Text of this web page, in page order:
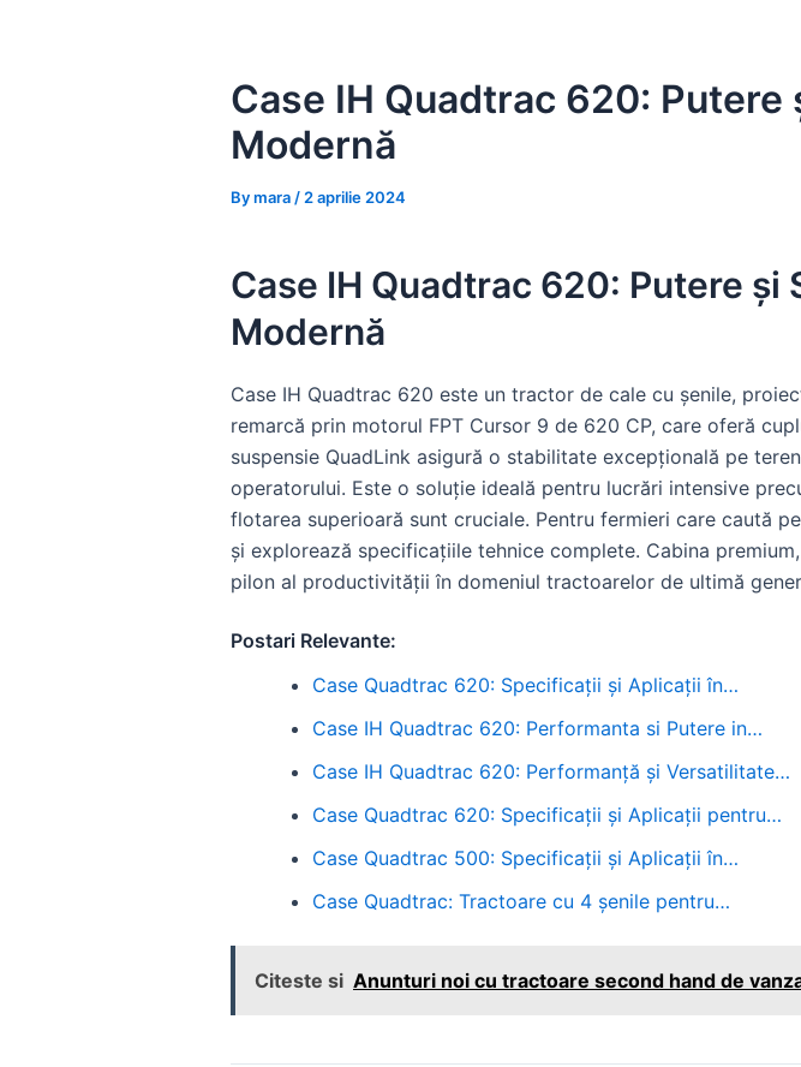
Case IH Quadtrac 620:
Modernă
Bymara / 2 aprilie 2024
Case IH Quadtrac 620: Putere
Modernă
Case IH Quadtrac 620 este un tractor de cale cu șenile,
remarcă prin motorul FPT Cursor 9 de 620 CP, care oferă
suspensie QuadLink asigură o stabilitate excepțională pe
operatorului. Este o soluție ideală pentru lucrări intensive
flotarea superioară sunt cruciale. Pentru fermieri care caută
și explorează specificațiile tehnice complete. Cabina
pilon al productivității în domeniul tractoarelor de ultimă
Postari Relevante:
Case Quadtrac 620: Specificații și Aplicații în…
Case IH Quadtrac 620: Performanta si Putere in…
Case IH Quadtrac 620: Performanță și Versatilitate…
Case Quadtrac 620: Specificații și Aplicații pentru…
Case Quadtrac 500: Specificații și Aplicații în…
Case Quadtrac: Tractoare cu 4 șenile pentru…
Citeste si Anunturi noi cu tractoare second hand de